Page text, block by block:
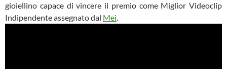
gioiellino capace di vincere il premio come Miglior Videoclip
Indipendente assegnato dal Mei.